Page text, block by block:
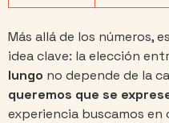
Más allá de los números,
idea clave: la elección
lungo no depende de la
queremos que se
experiencia buscamos en